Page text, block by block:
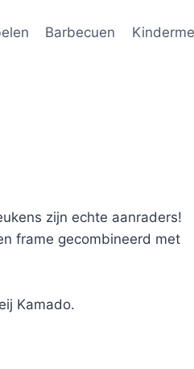
Barbecuen
zijn echte aanraders!
frame gecombineerd met
Kamado.